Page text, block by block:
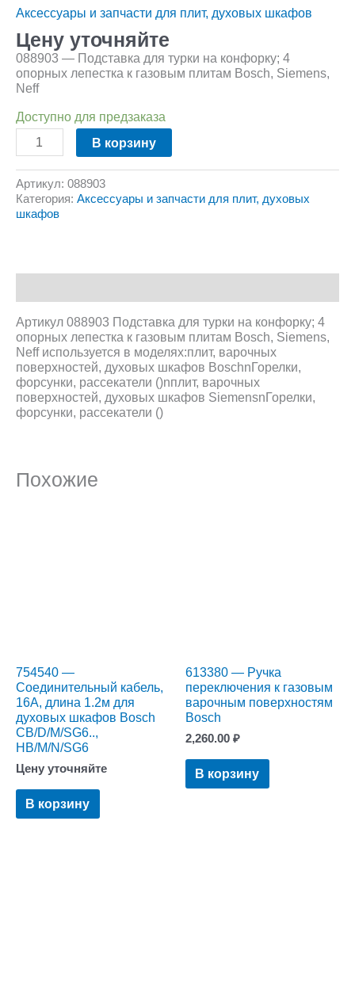
Аксессуары и запчасти для плит, духовых шкафов
Цену уточняйте
088903 — Подставка для турки на конфорку; 4
опорных лепестка к газовым плитам Bosch, Siemens,
Neff
Доступно для предзаказа
В корзину
Артикул: 088903
Категория: Аксессуары и запчасти для плит, духовых
шкафов
Артикул 088903 Подставка для турки на конфорку; 4
опорных лепестка к газовым плитам Bosch, Siemens,
Neff используется в моделях:плит, варочных
поверхностей, духовых шкафов BoschnГорелки,
форсунки, рассекатели ()nплит, варочных
поверхностей, духовых шкафов SiemensnГорелки,
форсунки, рассекатели ()
Похожие
754540 —
Cоединительный кабель,
16A, длина 1.2м для
духовых шкафов Bosch
СB/D/M/SG6..,
HB/M/N/SG6
Цену уточняйте
В корзину
613380 — Ручка
переключения к газовым
варочным поверхностям
Bosch
2,260.00 ₽
В корзину